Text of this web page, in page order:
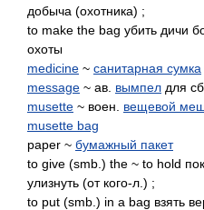
добыча (охотника) ;
to make the bag убить дичи
охоты
medicine ~ санитарная сумка
message ~ ав. вымпел для
musette ~ воен. вещевой
musette bag
paper ~ бумажный пакет
to give (smb.) the ~ to hold
улизнуть (от кого-л.) ;
to put (smb.) in a bag взять